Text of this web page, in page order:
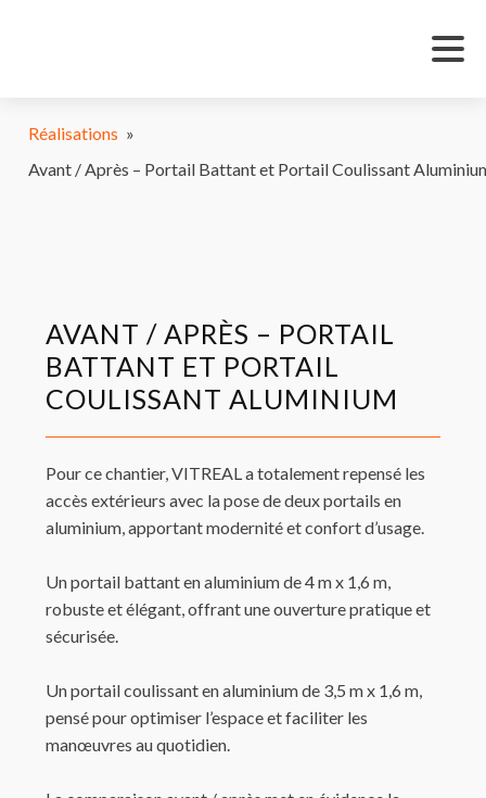
Réalisations »
Avant / Après – Portail Battant et Portail Coulissant
AVANT / APRÈS – PORTAIL
BATTANT ET PORTAIL
COULISSANT ALUMINIUM
Pour ce chantier, VITREAL a totalement repensé les
accès extérieurs avec la pose de deux portails en
aluminium, apportant modernité et confort d’usage.
Un portail battant en aluminium de 4 m x 1,6 m,
robuste et élégant, offrant une ouverture pratique et
sécurisée.
Un portail coulissant en aluminium de 3,5 m x 1,6 m,
pensé pour optimiser l’espace et faciliter les
manœuvres au quotidien.